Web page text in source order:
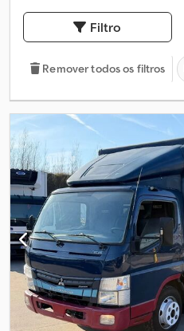
Filtro
Remover todos os filtros